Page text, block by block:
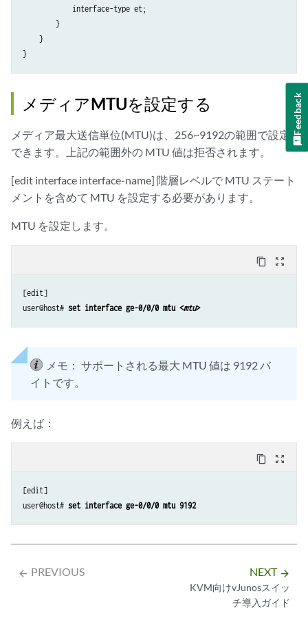
            interface-type et;
        }
    }
メディアMTUを設定する
メディア最大送信単位(MTU)は、256~9192の範囲で設定
できます。上記の範囲外の MTU 値は拒否されます。
[edit interface interface-name] 階層レベルで MTU ステート
メントを含めて MTU を設定する必要があります。
MTU を設定します。
content_copy zoom_out_map
[edit]
user@host# set interface ge-0/0/0 mtu <mtu>
メモ： サポートされる最大 MTU 値は 9192 バ
イトです。
例えば：
content_copy zoom_out_map
[edit]
user@host# set interface ge-0/0/0 mtu 9192
arrow_backward PREVIOUS NEXT arrow_forward
KVM向けvJunosスイッ
チ導入ガイド
Feedback